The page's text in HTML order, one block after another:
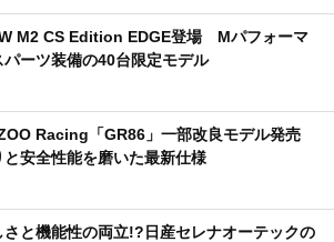
M2 CS Edition EDGE登場 Mパフォーマ
パーツ装備の40台限定モデル
Racing「GR86」一部改良モデル発売
と安全性能を磨いた最新仕様
さと機能性の両立!?日産セレナオーテックの